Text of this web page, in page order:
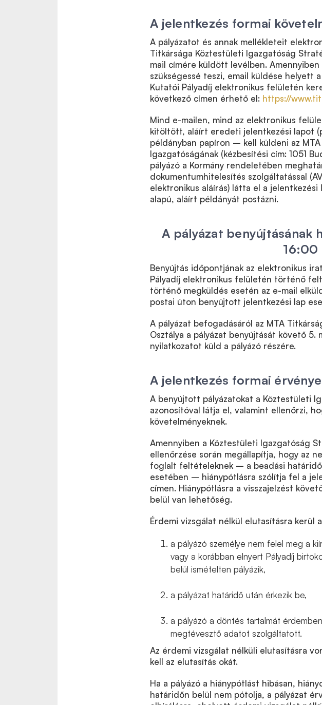
A jelentkezés formai
A pályázatot és annak mellékleteit
Titkársága Köztestületi Igazgatóság
mail címére küldött levélben.
szükségessé teszi, email küldése helyett
Kutatói Pályadíj elektronikus felületén
következő címen érhető el: https://
Mind e-mailen, mind az elektronikus
kitöltött, aláírt eredeti jelentkezési lapot
példányban papíron – kell küldeni az
Igazgatóságának (kézbesítési cím: 1051
pályázó a Kormány rendeletében
dokumentumhitelesítés szolgáltatással
elektronikus aláírás) látta el a
alapú, aláírt példányát postázni.
A pályázat
16:00
Benyújtás időpontjának az elektronikus
Pályadíj elektronikus felületén történő
történő megküldés esetén az e-mail
postai úton benyújtott jelentkezési lap
A pályázat befogadásáról az MTA
Osztálya a pályázat benyújtását követő
nyilatkozatot küld a pályázó részére.
A jelentkezés formai
A benyújtott pályázatokat a Köztestületi
azonosítóval látja el, valamint ellenőrzi,
követelményeknek.
Amennyiben a Köztestületi Igazgatóság
ellenőrzése során megállapítja, hogy az
foglalt feltételeknek – a beadási
esetében – hiánypótlásra szólítja fel a
címen. Hiánypótlásra a visszajelzést
belül van lehetőség.
Érdemi vizsgálat nélkül elutasításra kerül
a pályázó személye nem felel meg a
vagy a korábban elnyert Pályadíj
belül ismételten pályázik,
a pályázat határidő után érkezik be,
a pályázó a döntés tartalmát
megtévesztő adatot szolgáltatott.
Az érdemi vizsgálat nélküli elutasításra
kell az elutasítás okát.
Ha a pályázó a hiánypótlást hibásan,
határidőn belül nem pótolja, a pályázat